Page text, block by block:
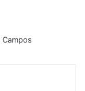
Campos